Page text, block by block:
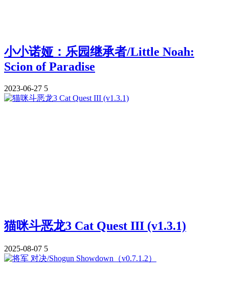
小小诺娅：乐园继承者/Little Noah:
Scion of Paradise
2023-06-27 5
猫咪斗恶龙3 Cat Quest III (v1.3.1)
2025-08-07 5